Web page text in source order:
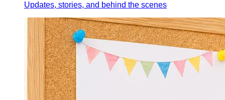
Updates, stories, and behind the scenes